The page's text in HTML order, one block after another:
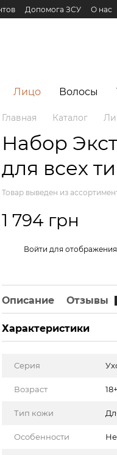
Допомога ЗСУ О нас
программа
Лицо Волосы
Главная Каталог
Набор
для всех
Товар выведен из
1 794 грн
Войти для
Описание Отзывы
Характеристики
Серия
Возраст 18+
Тип кожи
Особенности